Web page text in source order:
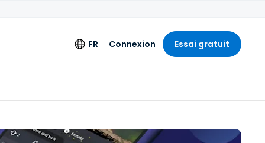
FR
Deutsch
Connexion Essai gratuit